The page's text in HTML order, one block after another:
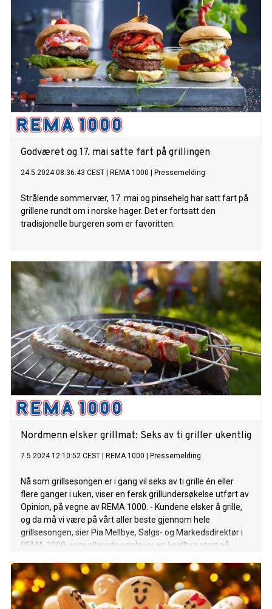
Godværet og 17. mai satte fart på grillingen
24.5.2024 08:36:43 CEST REMA 1000 Pressemelding
Strålende sommervær, 17. mai og pinsehelg har satt fart på
grillene rundt om i norske hager. Det er fortsatt den
tradisjonelle burgeren som er favoritten.
Nordmenn elsker grillmat: Seks av ti griller ukentlig
7.5.2024 12:10:52 CEST REMA 1000 Pressemelding
Nå som grillsesongen er i gang vil seks av ti grille én eller
flere ganger i uken, viser en fersk grillundersøkelse utført av
Opinion, på vegne av REMA 1000. - Kundene elsker å grille,
og da må vi være på vårt aller beste gjennom hele
grillsesongen, sier Pia Mellbye, Salgs- og Markedsdirektør i
REMA 1000, som allerede opplever en knallbra start på